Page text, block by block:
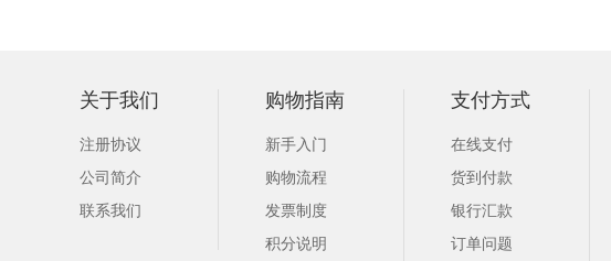
关于我们
注册协议
公司简介
联系我们
购物指南
新手入门
购物流程
发票制度
积分说明
支付方式
在线支付
货到付款
银行汇款
订单问题